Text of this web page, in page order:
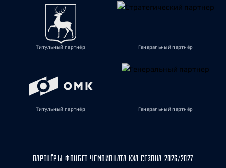
Титульный партнёр Генеральный партнёр
Титульный партнёр Генеральный партнёр
ПАРТНЁРЫ ФОНБЕТ ЧЕМПИОНАТА КХЛ СЕЗОНА 2026/2027